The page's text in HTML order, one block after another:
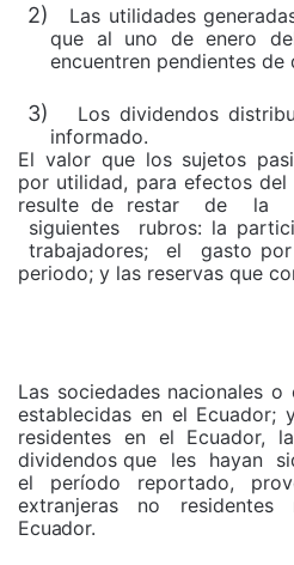
2)
Las utilidades
que al uno de enero
encuentren pendientes de
3)
Los dividendos
informado.
El valor que los sujetos
por utilidad, para efectos
resulte de restar
de la
siguientes
rubros: la
trabajadores;
el
gasto
periodo; y las reservas que
Las sociedades nacionales o
establecidas en el Ecuador;
residentes en el Ecuador,
dividendos que
les hayan
el período reportado,
extranjeras no
Ecuador.